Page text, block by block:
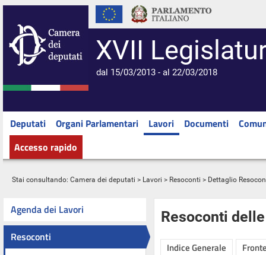
XVII
dal 15/03/2013 - al 22/03/2018
Deputati Organi Parlamentari Lavori Documenti
Accesso rapido
Stai consultando: Camera dei deputati > Lavori > Resoconti > Dettaglio
Agenda dei Lavori
Resoconti
Resoconti
Indice Generale